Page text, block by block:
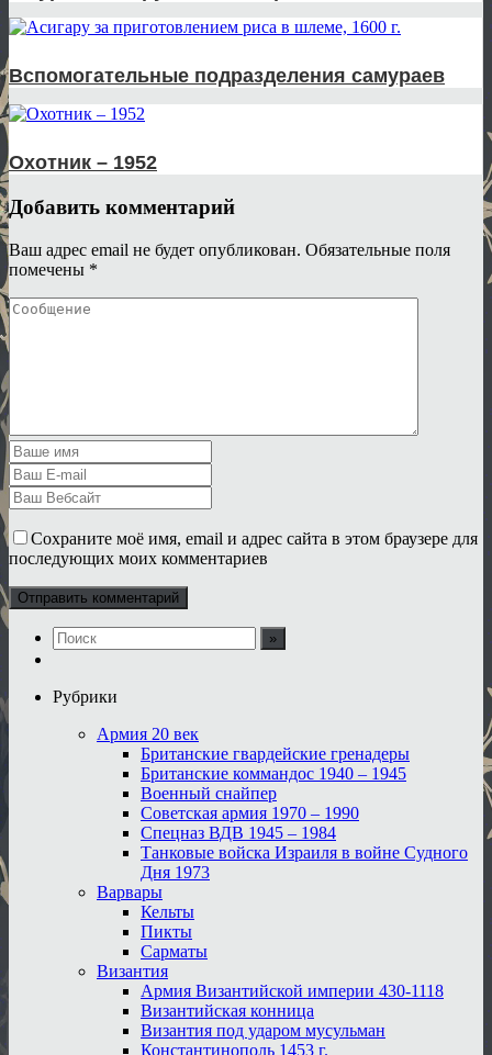
Вспомогательные подразделения самураев
Охотник – 1952
Добавить комментарий
Ваш адрес email не будет опубликован. Обязательные поля
помечены *
Сохраните моё имя, email и адрес сайта в этом браузере для
последующих моих комментариев
Рубрики
Армия 20 век
Британские гвардейские гренадеры
Британские коммандос 1940 – 1945
Военный снайпер
Советская армия 1970 – 1990
Спецназ ВДВ 1945 – 1984
Танковые войска Израиля в войне Судного
Дня 1973
Варвары
Кельты
Пикты
Сарматы
Византия
Армия Византийской империи 430-1118
Византийская конница
Византия под ударом мусульман
Константинополь 1453 г.